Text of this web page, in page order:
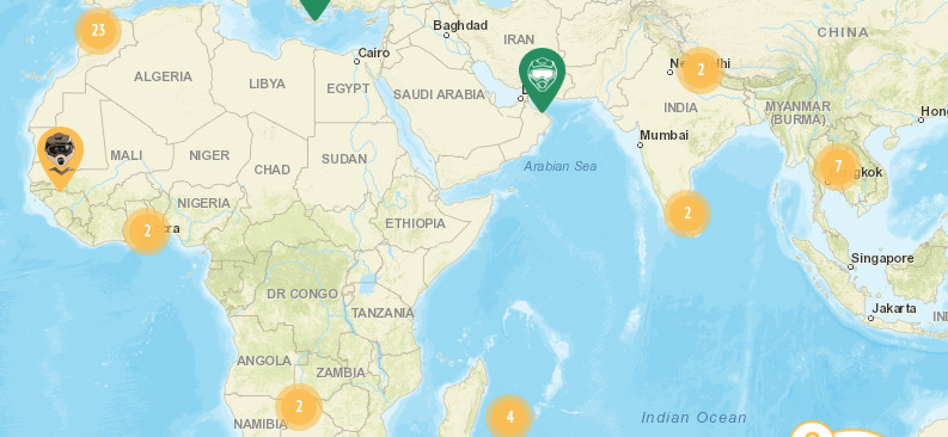
2
4
2
2
7
2
23